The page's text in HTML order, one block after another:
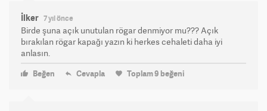
İlker 7 yıl önce
Birde şuna açık unutulan rögar denmiyor mu??? Açık
bırakılan rögar kapağı yazın ki herkes cehaleti daha iyi
anlasın.
Beğen Cevapla Toplam9 beğeni